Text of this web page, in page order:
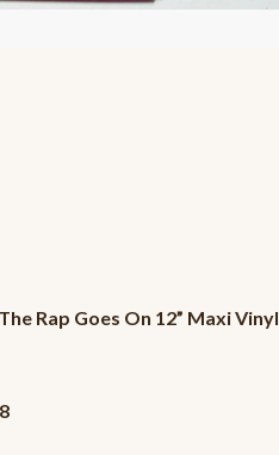
Rap Goes On 12” Maxi